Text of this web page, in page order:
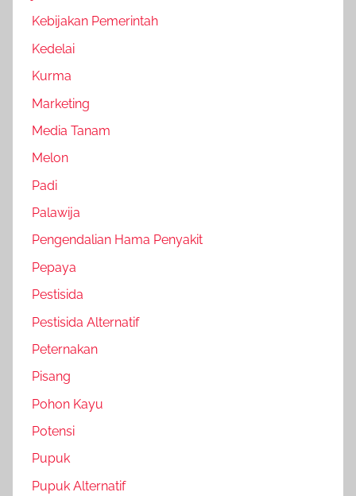
Kebijakan Pemerintah
Kedelai
Kurma
Marketing
Media Tanam
Melon
Padi
Palawija
Pengendalian Hama Penyakit
Pepaya
Pestisida
Pestisida Alternatif
Peternakan
Pisang
Pohon Kayu
Potensi
Pupuk
Pupuk Alternatif